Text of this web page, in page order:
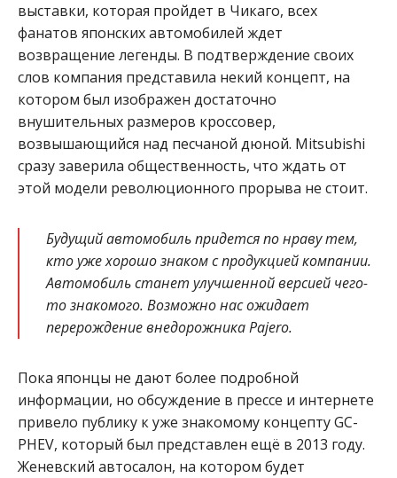
выставки, которая пройдет в Чикаго, всех
фанатов японских автомобилей ждет
возвращение легенды. В подтверждение своих
слов компания представила некий концепт, на
котором был изображен достаточно
внушительных размеров кроссовер,
возвышающийся над песчаной дюной. Mitsubishi
сразу заверила общественность, что ждать от
этой модели революционного прорыва не стоит.
Будущий автомобиль придется по нраву тем,
кто уже хорошо знаком с продукцией компании.
Автомобиль станет улучшенной версией чего-
то знакомого. Возможно нас ожидает
перерождение внедорожника Pajero.
Пока японцы не дают более подробной
информации, но обсуждение в прессе и интернете
привело публику к уже знакомому концепту GC-
PHEV, который был представлен ещё в 2013 году.
Женевский автосалон, на котором будет